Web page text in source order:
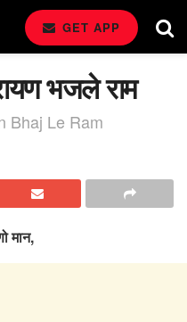
GET APP
भजले राम
Bhaj Le Ram
मान,